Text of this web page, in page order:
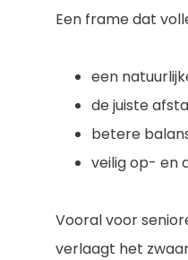
Een frame dat
een
de juiste
betere
veilig op- en
Vooral voor
verlaagt het